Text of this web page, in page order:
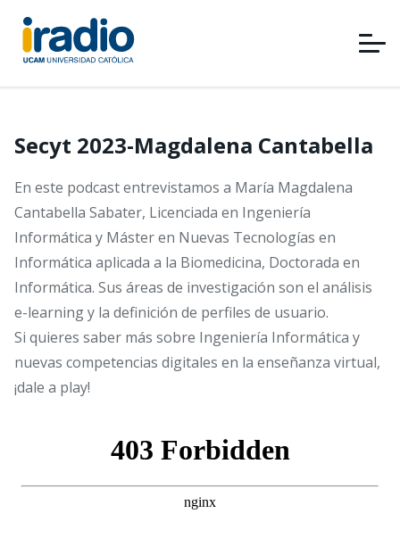
Pasar
contenido
principal
Secyt 2023-Magdalena Cantabella
En este podcast entrevistamos a María Magdalena
Cantabella Sabater, Licenciada en Ingeniería
Informática y Máster en Nuevas Tecnologías en
Informática aplicada a la Biomedicina, Doctorada en
Informática. Sus áreas de investigación son el análisis
e-learning y la definición de perfiles de usuario.
Si quieres saber más sobre Ingeniería Informática y
nuevas competencias digitales en la enseñanza virtual,
¡dale a play!